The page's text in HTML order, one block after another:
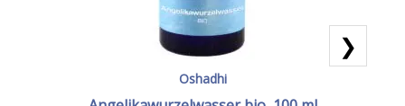
Oshadhi
❯